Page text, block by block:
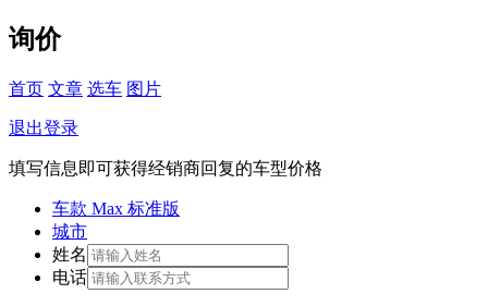
询价
首页 文章 选车 图片
退出登录
填写信息即可获得经销商回复的车型价格
车款 Max 标准版
城市
姓名
电话